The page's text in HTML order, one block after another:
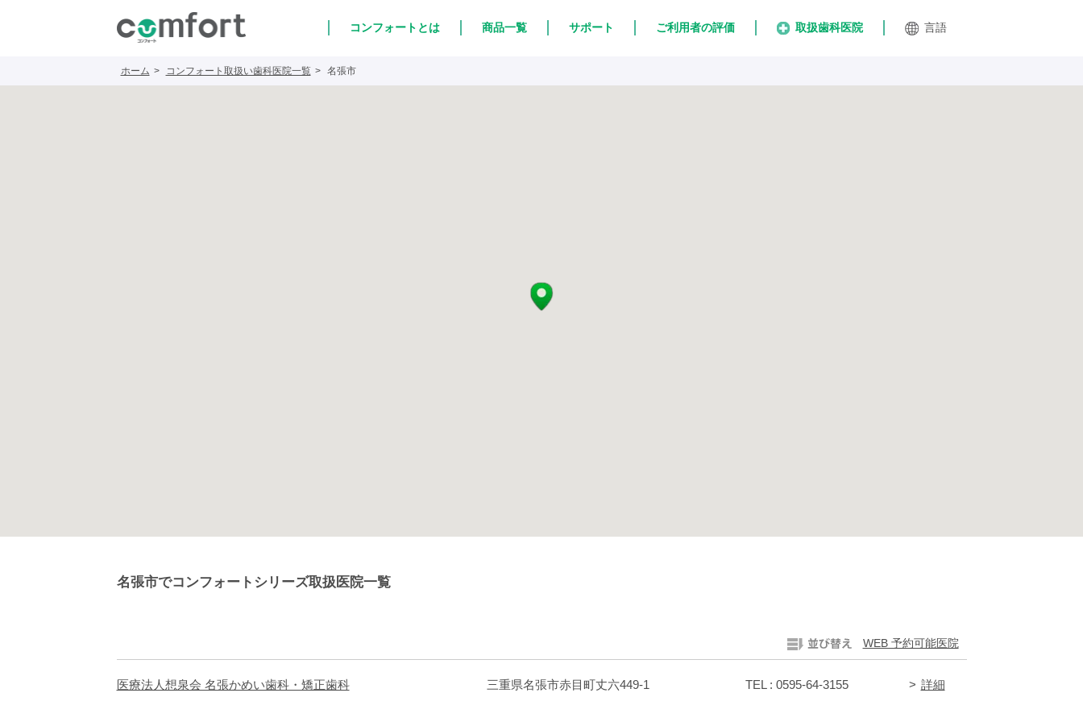
コンフォートとは 商品一覧 サポート ご利用者の評価 取扱歯科医院 言語
ホーム コンフォート取扱い歯科医院一覧 名張市
名張市でコンフォートシリーズ取扱医院一覧
WEB 予約可能医院
医療法人想泉会 名張かめい歯科・矯正歯科 三重県名張市赤目町丈六449-1 TEL : 0595-64-3155 詳細